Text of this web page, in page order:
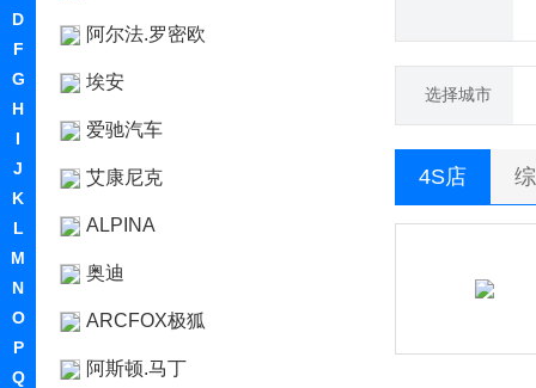
D
F
G
H
I
J
K
L
M
N
O
P
Q
阿尔法.罗密欧
埃安
爱驰汽车
艾康尼克
ALPINA
奥迪
ARCFOX极狐
阿斯顿.马丁
选择城市
4S店